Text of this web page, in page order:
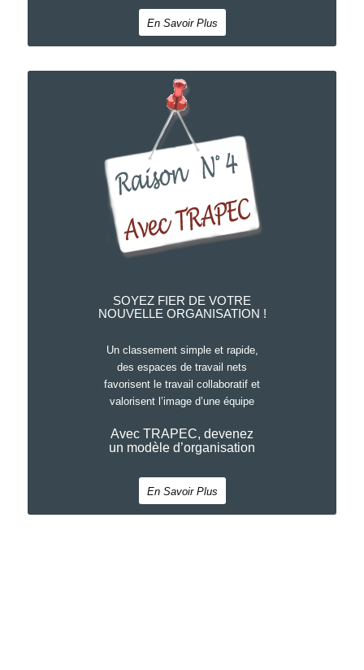
En Savoir Plus
SOYEZ FIER DE VOTRE
NOUVELLE ORGANISATION !
Un classement simple et rapide,
des espaces de travail nets
favorisent le travail collaboratif et
valorisent l’image d’une équipe
Avec TRAPEC, devenez
un modèle d’organisation
En Savoir Plus